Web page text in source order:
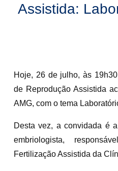
Assistida:
Hoje, 26 de julho, às
de Reprodução Assistida
AMG, com o tema
Desta vez, a convidada é
embriologista,
Fertilização Assistida da